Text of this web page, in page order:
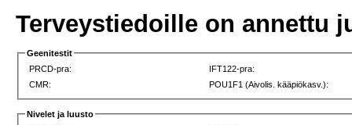
Terveystiedoille on annettu
Geenitestit
PRCD-pra:
IFT122-pra:
CMR:
POU1F1 (Aivolis. kääpiökasv.):
Nivelet ja luusto